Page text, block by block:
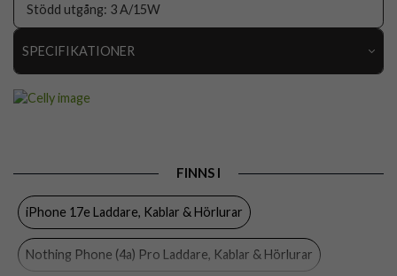
Stödd utgång: 3 A/15W
SPECIFIKATIONER
Tillverkarens art nr
8021735731092
FINNS I
iPhone 17e Laddare, Kablar & Hörlurar
Nothing Phone (4a) Pro Laddare, Kablar & Hörlurar